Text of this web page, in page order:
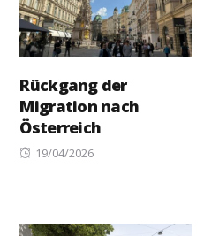
Rückgang der
Migration nach
Österreich
Posted
19/04/2026